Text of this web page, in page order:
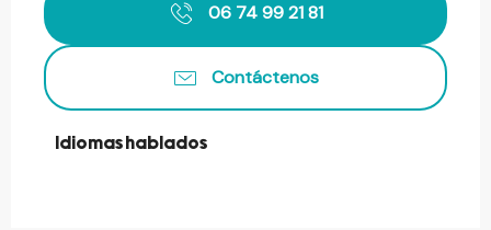
06 74 99 21 81
Contáctenos
Idiomas hablados
Idiomas hablados